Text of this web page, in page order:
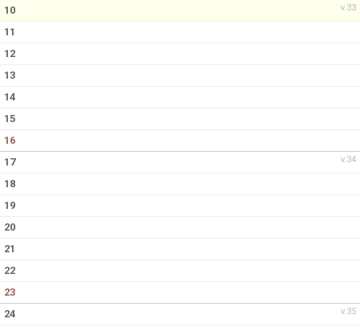
v.33
10
11
12
13
14
15
16
v.34
17
18
19
20
21
22
23
v.35
24